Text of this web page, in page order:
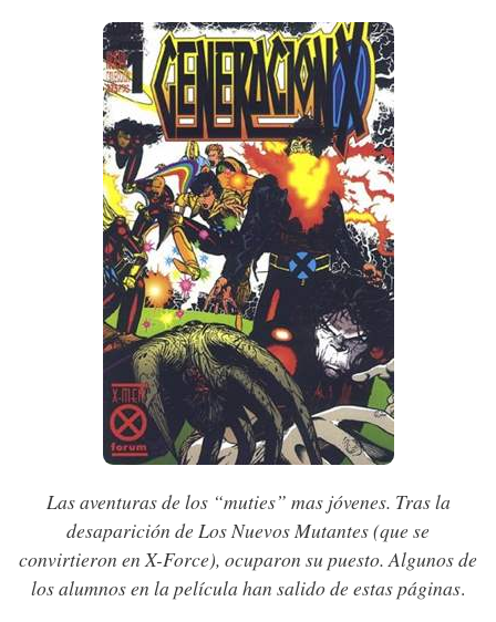
Las aventuras de los “muties” mas jóvenes. Tras la
desaparición de Los Nuevos Mutantes (que se
convirtieron en X-Force), ocuparon su puesto. Algunos de
los alumnos en la película han salido de estas páginas.